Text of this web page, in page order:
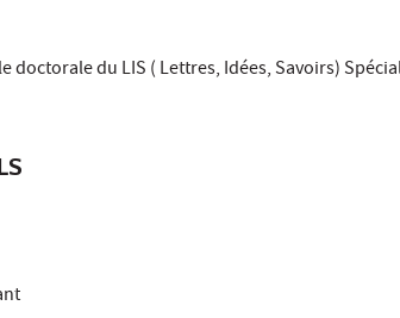
du LIS ( Lettres, Idées, Savoirs)